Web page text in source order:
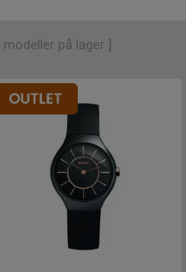
modeller på lager ]